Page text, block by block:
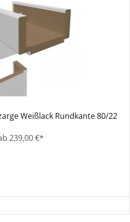
Weißlack Rundkante 80/22
239,00 €*